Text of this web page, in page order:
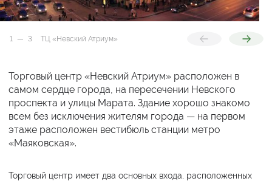
1 — 3 ТЦ «Невский Атриум»
ТЦ «Невский Атриум»
Торговый центр «Невский Атриум» расположен в
самом сердце города, на пересечении Невского
проспекта и улицы Марата. Здание хорошо знакомо
всем без исключения жителям города — на первом
этаже расположен вестибюль станции метро
«Маяковская».
Торговый центр имеет два основных входа, расположенных